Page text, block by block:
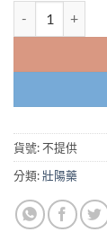
貨號:不提供
分類:壯陽藥